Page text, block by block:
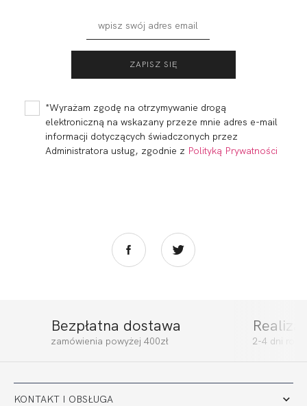
129,80 38,94 zł 147,40
BEACH ESPANA
*Wyrażam zgodę na otrzymywanie drogą
elektroniczną na wskazany przeze mnie adres e-mail
informacji dotyczących świadczonych przez
Administratora usług, zgodnie z Polityką Prywatności
Bezpłatna dostawa
zamówienia powyżej 400zł 2-4 dni
KONTAKT I OBSŁUGA